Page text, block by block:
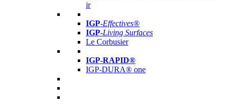
ir
IGP-Effectives®
IGP-Living Surfaces
Le Corbusier
IGP-RAPID®
IGP-DURA® one